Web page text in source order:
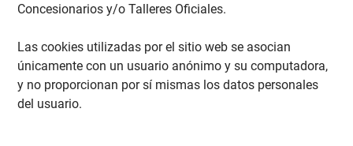
Concesionarios y/o Talleres Oficiales.
Las cookies utilizadas por el sitio web se asocian
únicamente con un usuario anónimo y su computadora,
y no proporcionan por sí mismas los datos personales
del usuario.